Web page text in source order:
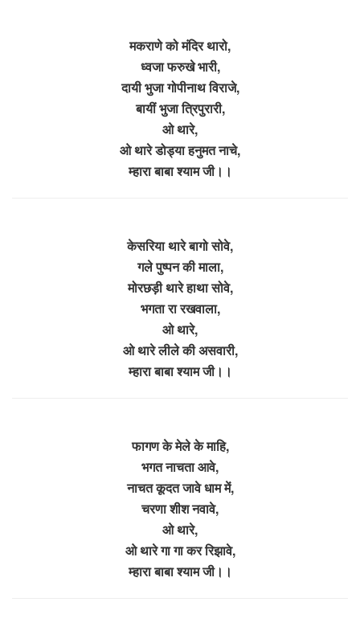
मकराणे को मंदिर थारो,
ध्वजा फरुखे भारी,
दायी भुजा गोपीनाथ विराजे,
बायीं भुजा त्रिपुरारी,
ओ थारे,
ओ थारे डोड्या हनुमत नाचे,
म्हारा बाबा श्याम जी।।
केसरिया थारे बागो सोवे,
गले पुष्पन की माला,
मोरछड़ी थारे हाथा सोवे,
भगता रा रखवाला,
ओ थारे,
ओ थारे लीले की असवारी,
म्हारा बाबा श्याम जी।।
फागण के मेले के माहि,
भगत नाचता आवे,
नाचत कूदत जावे धाम में,
चरणा शीश नवावे,
ओ थारे,
ओ थारे गा गा कर रिझावे,
म्हारा बाबा श्याम जी।।